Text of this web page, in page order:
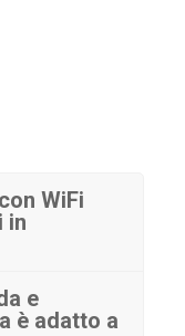
WiFi
in
e
è adatto a